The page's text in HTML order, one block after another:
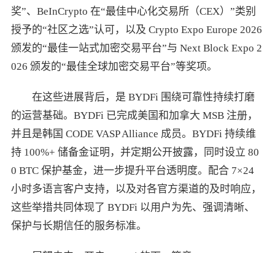
奖”、BeInCrypto 在“最佳中心化交易所（CEX）”类别
授予的“社区之选”认可，以及 Crypto Expo Europe 2026
颁发的“最佳一站式加密交易平台”与 Next Block Expo 2
026 颁发的“最佳全球加密交易平台”等奖项。
在这些进展背后，是 BYDFi 围绕可靠性持续打磨
的运营基础。BYDFi 已完成美国和加拿大 MSB 注册，
并且是韩国 CODE VASP Alliance 成员。BYDFi 持续维
持 100%+ 储备金证明，并定期公开披露，同时设立 80
0 BTC 保护基金，进一步提升平台透明度。配合 7×24
小时多语言客户支持，以及对各官方渠道的及时响应，
这些举措共同体现了 BYDFi 以用户为先、强调清晰、
保护与长期信任的服务标准。